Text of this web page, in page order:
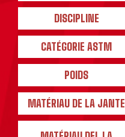
DISCIPLINE
CATÉGORIE ASTM
POIDS
MATÉRIAU DE LA JANTE